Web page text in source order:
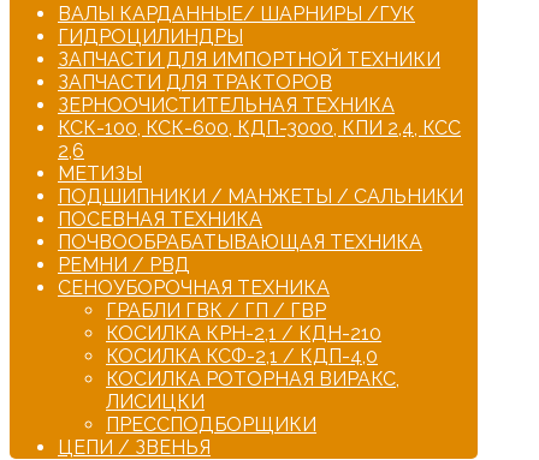
ВАЛЫ КАРДАННЫЕ/ ШАРНИРЫ /ГУК
ГИДРОЦИЛИНДРЫ
ЗАПЧАСТИ ДЛЯ ИМПОРТНОЙ ТЕХНИКИ
ЗАПЧАСТИ ДЛЯ ТРАКТОРОВ
ЗЕРНООЧИСТИТЕЛЬНАЯ ТЕХНИКА
КСК-100, КСК-600, КДП-3000, КПИ 2,4, КСС
2,6
МЕТИЗЫ
ПОДШИПНИКИ / МАНЖЕТЫ / САЛЬНИКИ
ПОСЕВНАЯ ТЕХНИКА
ПОЧВООБРАБАТЫВАЮЩАЯ ТЕХНИКА
РЕМНИ / РВД
СЕНОУБОРОЧНАЯ ТЕХНИКА
ГРАБЛИ ГВК / ГП / ГВР
КОСИЛКА КРН-2,1 / КДН-210
КОСИЛКА КСФ-2,1 / КДП-4,0
КОСИЛКА РОТОРНАЯ ВИРАКС,
ЛИСИЦКИ
ПРЕССПОДБОРЩИКИ
ЦЕПИ / ЗВЕНЬЯ